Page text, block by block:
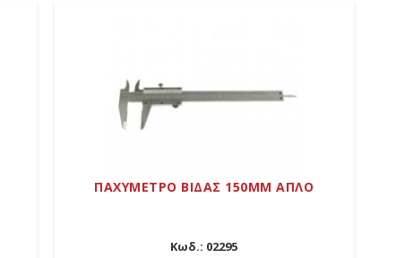
ΠΑΧΥΜΕΤΡΟ ΒΙΔΑΣ 150MM ΑΠΛΟ
Κωδ.: 02295